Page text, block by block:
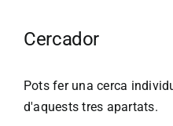
Cercador
Pots fer una cerca
d'aquests tres apartats.